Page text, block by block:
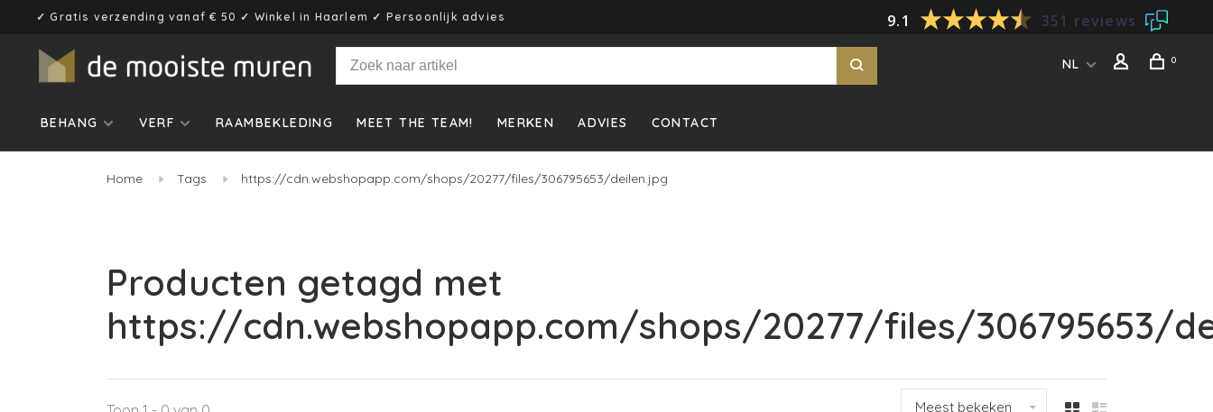
9.1 351 reviews
✓ Gratis verzending vanaf € 50 ✓ Winkel in Haarlem ✓ Persoonlijk advies
NL 0
BEHANG VERF RAAMBEKLEDING MEET THE TEAM! MERKEN ADVIES CONTACT
Home Tags https://cdn.webshopapp.com/shops/20277/files/306795653/deilen.jpg
Producten getagd met
https://cdn.webshopapp.com/shops/20277/files/306795653/
Meest bekeken